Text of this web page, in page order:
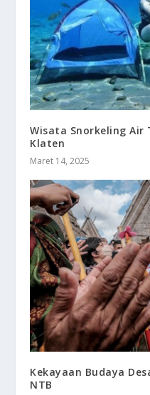
Wisata Snorkeling Air
Klaten
Maret 14, 2025
Kekayaan Budaya
NTB